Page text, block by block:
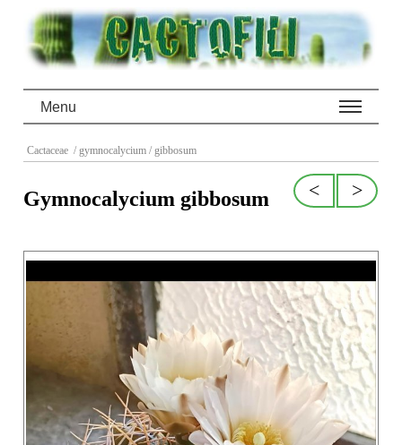
Menu
Cactaceae / gymnocalycium / gibbosum
>
<
Gymnocalycium gibbosum